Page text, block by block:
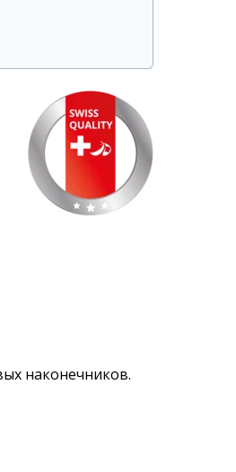
наконечников.